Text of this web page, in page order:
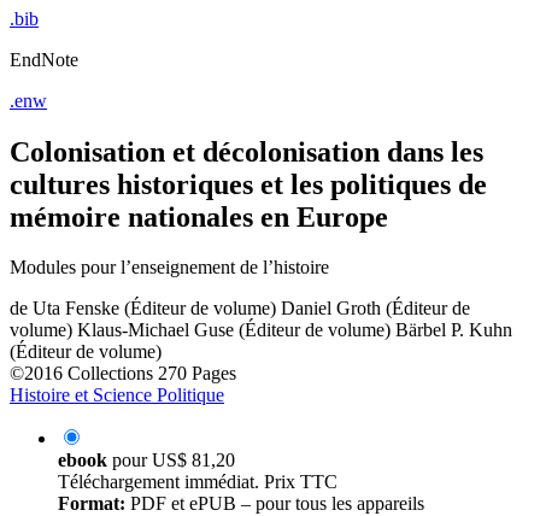
.bib
EndNote
.enw
Colonisation et décolonisation dans les
cultures historiques et les politiques de
mémoire nationales en Europe
Modules pour l’enseignement de l’histoire
de Uta Fenske (Éditeur de volume) Daniel Groth (Éditeur de
volume) Klaus-Michael Guse (Éditeur de volume) Bärbel P. Kuhn
(Éditeur de volume)
©2016 Collections 270 Pages
Histoire et Science Politique
ebook pourUS$ 81,20
Téléchargement immédiat. Prix TTC
Format: PDF et ePUB – pour tous les appareils